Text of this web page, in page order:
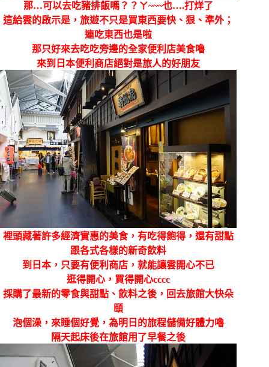
那…可以去吃豬排飯嗎？？ㄚ~~~也….打烊了
這給雲的啟示是，旅遊不只是買東西要快、狠、準外；
連吃東西也是啦
那只好來去吃吃旁邊的全家便利店美食嚕
來到日本便利商店絕對是旅人的好朋友
裡頭藏著許多經濟實惠的美食，有吃得飽得，還有甜點
跟各式各樣的新奇飲料
到日本，只要有便利商店，就能讓雲開心不已
逛得開心，買得開心cccc
採購了最新的零食與甜點、飲料之後，回去旅館大快朵
頤
泡個澡，來睡個好覺，為明日的旅程儲備好體力嚕
隔天起床後在旅館用了早餐之後